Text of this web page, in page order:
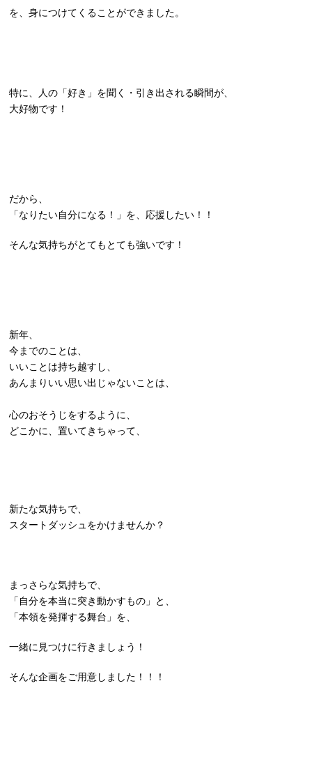
を、身につけてくることができました。
特に、人の「好き」を聞く・引き出される瞬間が、
大好物です！
だから、
「なりたい自分になる！」を、応援したい！！
そんな気持ちがとてもとても強いです！
新年、
今までのことは、
いいことは持ち越すし、
あんまりいい思い出じゃないことは、
心のおそうじをするように、
どこかに、置いてきちゃって、
新たな気持ちで、
スタートダッシュをかけませんか？
まっさらな気持ちで、
「自分を本当に突き動かすもの」 と、
「本領を発揮する舞台」 を、
一緒に見つけに行きましょう！
そんな企画をご用意しました！！！